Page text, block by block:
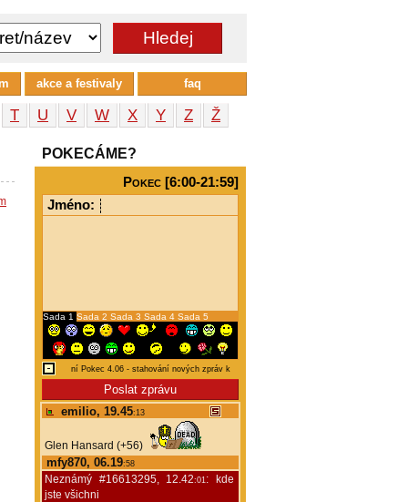
T U V W X Y Z
Ž
POKECÁME?
Pokec [6:00-21:59]
Jméno:
Sada 1 Sada 2 Sada 3 Sada 4 Sada 5
emilio, 19.45:13
Glen Hansard (+56)
mfy870, 06.19:58
Neznámý #16613295, 12.42:01: kde
jste všichni
akce a festivaly faq